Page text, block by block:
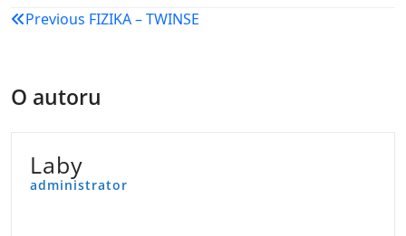
Navigacija
Previous FIZIKA – TWINSE
O autoru
Laby
administrator